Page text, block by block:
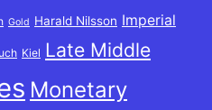
Gold Harald Nilsson Imperial
Kiel Late Middle
Monetary